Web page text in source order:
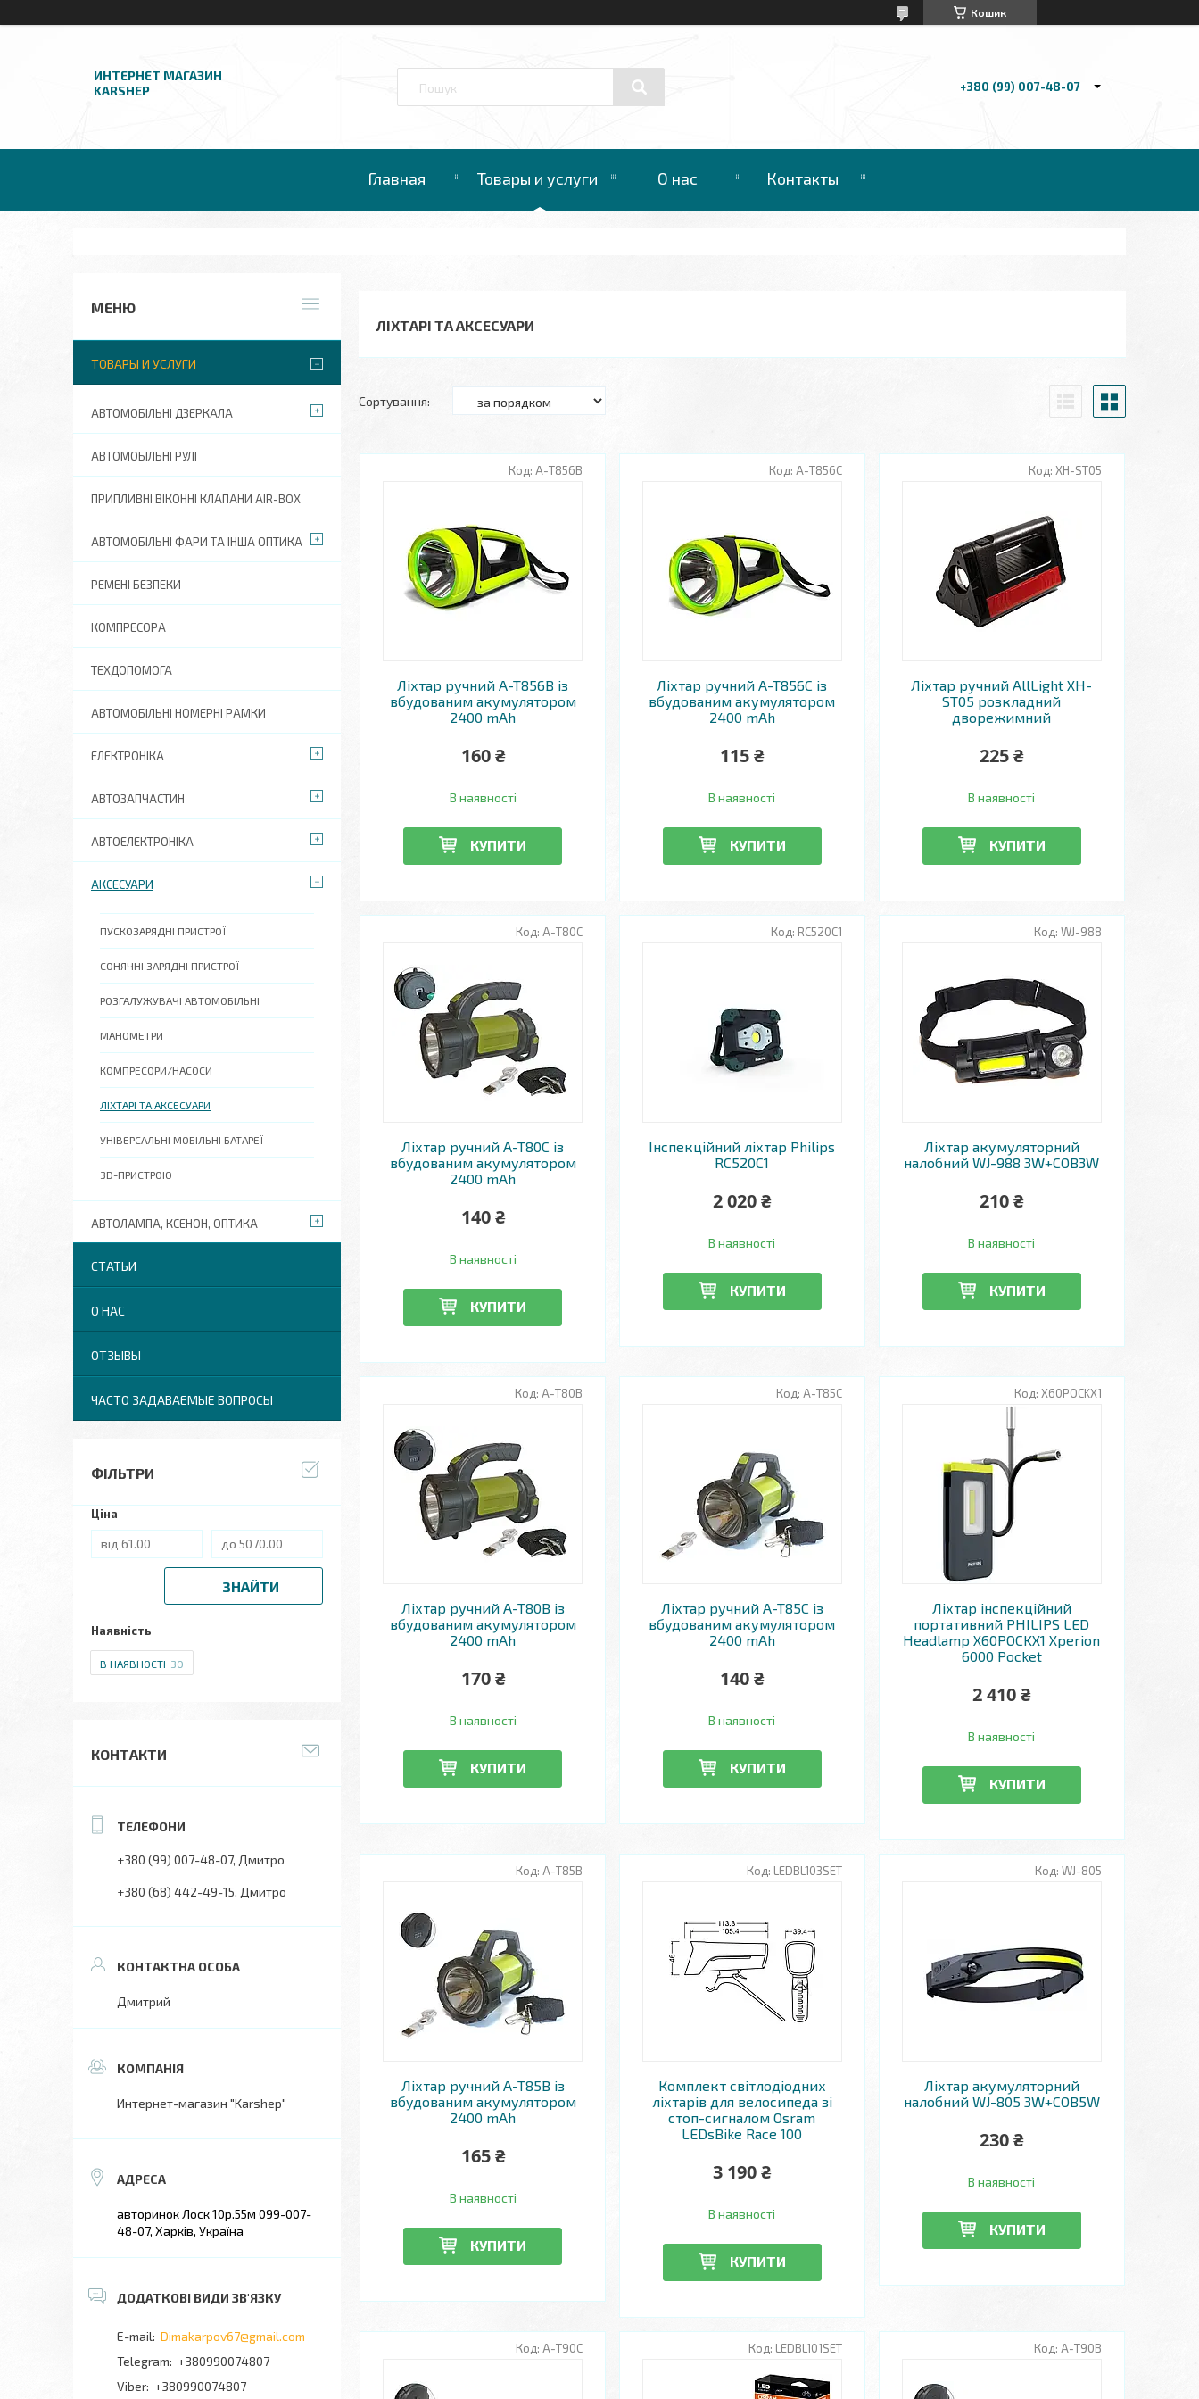
Кошик
ИНТЕРНЕТ МАГАЗИН
KARSHEP
+380 (99) 007-48-07
Главная Товары и услуги О нас Контакты
ЛІХТАРІ ТА АКСЕСУАРИ
А-T856B
Ліхтар ручний A-T856B із
вбудованим акумулятором
2400 mAh
160 ₴
В наявності
КУПИТИ
А-T856C
Ліхтар ручний A-T856C із
вбудованим акумулятором
2400 mAh
115 ₴
В наявності
КУПИТИ
XH-ST05
Ліхтар ручний AllLight XH-
ST05 розкладний
дворежимний
225 ₴
В наявності
КУПИТИ
А-T80C
Ліхтар ручний A-T80C із
вбудованим акумулятором
2400 mAh
140 ₴
В наявності
КУПИТИ
RC520C1
Інспекційний ліхтар Philips
RC520C1
2 020 ₴
В наявності
КУПИТИ
WJ-988
Ліхтар акумуляторний
налобний WJ-988 3W+COB3W
210 ₴
В наявності
КУПИТИ
А-T80B
Ліхтар ручний A-T80B із
вбудованим акумулятором
2400 mAh
170 ₴
В наявності
КУПИТИ
А-T85C
Ліхтар ручний A-T85C із
вбудованим акумулятором
2400 mAh
140 ₴
В наявності
КУПИТИ
X60POCKX1
Ліхтар інспекційний
портативний PHILIPS LED
Headlamp X60POCKX1 Xperion
6000 Pocket
2 410 ₴
В наявності
КУПИТИ
А-T85B
Ліхтар ручний A-T85B із
вбудованим акумулятором
2400 mAh
165 ₴
В наявності
КУПИТИ
LEDBL103SET
Комплект світлодіодних
ліхтарів для велосипеда зі
стоп-сигналом Osram
LEDsBike Race 100
3 190 ₴
В наявності
КУПИТИ
WJ-805
Ліхтар акумуляторний
налобний WJ-805 3W+COB5W
230 ₴
В наявності
КУПИТИ
А-T90C LEDBL101SET А-T90B
ТОВАРЫ И УСЛУГИ
АВТОМОБІЛЬНІ ДЗЕРКАЛА
АВТОМОБІЛЬНІ РУЛІ
ПРИПЛИВНІ ВІКОННІ КЛАПАНИ AIR-BOX
АВТОМОБІЛЬНІ ФАРИ ТА ІНША ОПТИКА
РЕМЕНІ БЕЗПЕКИ
КОМПРЕСОРА
ТЕХДОПОМОГА
АВТОМОБІЛЬНІ НОМЕРНІ РАМКИ
ЕЛЕКТРОНІКА
АВТОЗАПЧАСТИН
АВТОЕЛЕКТРОНІКА
АКСЕСУАРИ
ПУСКОЗАРЯДНІ ПРИСТРОЇ
СОНЯЧНІ ЗАРЯДНІ ПРИСТРОЇ
РОЗГАЛУЖУВАЧІ АВТОМОБІЛЬНІ
МАНОМЕТРИ
КОМПРЕСОРИ/НАСОСИ
ЛІХТАРІ ТА АКСЕСУАРИ
УНІВЕРСАЛЬНІ МОБІЛЬНІ БАТАРЕЇ
3D-ПРИСТРОЮ
АВТОЛАМПА, КСЕНОН, ОПТИКА
СТАТЬИ
О НАС
ОТЗЫВЫ
ЧАСТО ЗАДАВАЕМЫЕ ВОПРОСЫ
ФІЛЬТРИ
Ціна
ЗНАЙТИ
Наявність
В НАЯВНОСТІ 30
КОНТАКТИ
+380 (99) 007-48-07 Дмитро
+380 (68) 442-49-15 Дмитро
Дмитрий
Интернет-магазин "Karshep"
авторинок Лоск 10р.55м 099-007-
48-07, Харків, Україна
Dimakarpov67@gmail.com
+380990074807
+380990074807